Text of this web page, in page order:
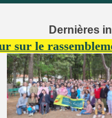
Dernières
sur le